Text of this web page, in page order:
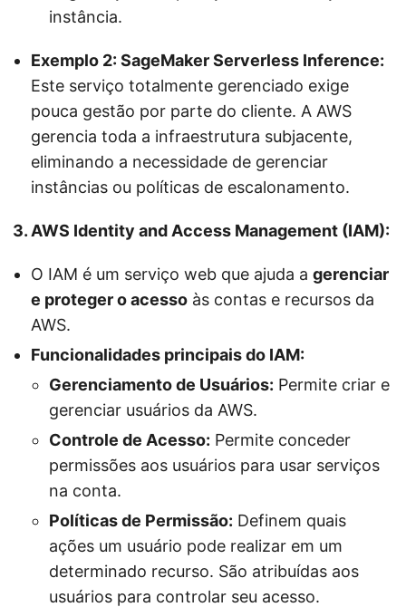
instância.
Exemplo 2: SageMaker Serverless Inference:
Este serviço totalmente gerenciado exige
pouca gestão por parte do cliente. A AWS
gerencia toda a infraestrutura subjacente,
eliminando a necessidade de gerenciar
instâncias ou políticas de escalonamento.
3. AWS Identity and Access Management (IAM):
O IAM é um serviço web que ajuda a gerenciar
e proteger o acesso às contas e recursos da
AWS.
Funcionalidades principais do IAM:
Gerenciamento de Usuários: Permite criar e
gerenciar usuários da AWS.
Controle de Acesso: Permite conceder
permissões aos usuários para usar serviços
na conta.
Políticas de Permissão: Definem quais
ações um usuário pode realizar em um
determinado recurso. São atribuídas aos
usuários para controlar seu acesso.